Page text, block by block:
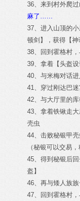
36、来到村外爬
麻了……
37、进入山顶的
顿剑】，获得【神
38、回到霍格村
39、拿着【头盔
40、与米梅对话
41、穿过刚达巴
42、与大厅里的库
43、拿着铁锹走
壳虫
44、击败秘银甲
（秘银可以交易
45、得到秘银后
盔】
46、再与矮人族
47、回到霍格村